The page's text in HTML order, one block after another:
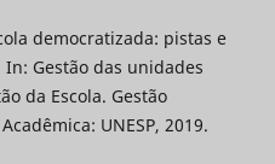
democratizada: pistas e
Gestão das unidades
da Escola. Gestão
UNESP, 2019.